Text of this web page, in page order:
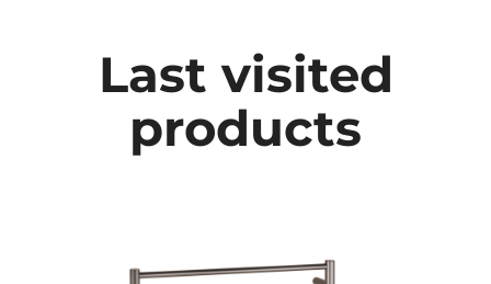
Last visited
products